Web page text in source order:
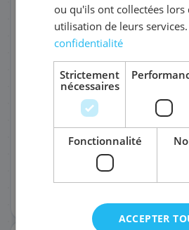
DATE DE PREMIÈRE
ou qu'ils ont collectées lors
utilisation de leurs services.
confidentialité
Strictement
nécessaires
Fonctionnalité
ACCEPTER